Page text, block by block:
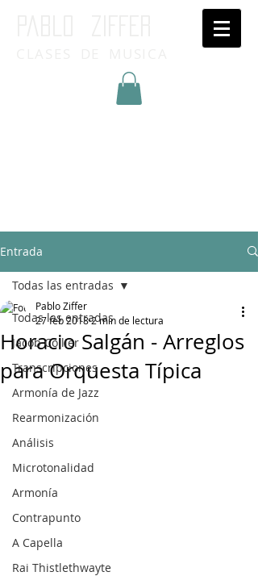
Entrada
Todas las entradas
Jacob Collier
Transcripciones
Armonía de Jazz
Rearmonización
Análisis
Microtonalidad
Armonía
Contrapunto
A Capella
Rai Thistlethwayte
Todas las entradas
Horacio Salgán - Arreglos
para Orquesta Típica
Pablo Ziffer
27 feb 20182 min de lectura